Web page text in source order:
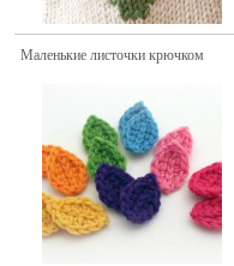
Маленькие листочки крючком